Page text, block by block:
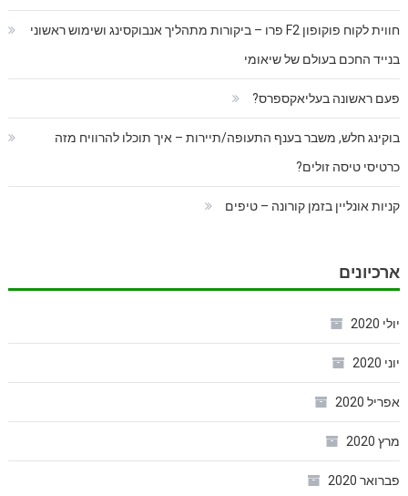
חווית לקוח פוקופון F2 פרו – ביקורות מתהליך אנבוקסינג ושימוש ראשוני
בנייד החכם בעולם של שיאומי
פעם ראשונה בעליאקספרס?
בוקינג חלש, משבר בענף התעופה/תיירות – איך תוכלו להרוויח מזה
כרטיסי טיסה זולים?
קניות אונליין בזמן קורונה – טיפים
ארכיונים
יולי 2020
יוני 2020
אפריל 2020
מרץ 2020
פברואר 2020